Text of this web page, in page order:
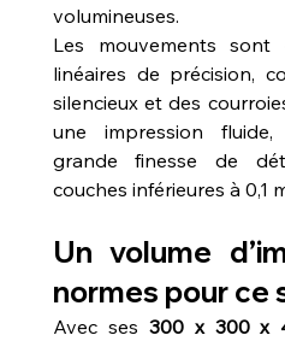
volumineuses.
Les mouvements
linéaires de précision,
silencieux et des
une impression
grande finesse de
couches inférieures à 0,1
Un volume
normes pour ce
Avec ses 300 x 300 x